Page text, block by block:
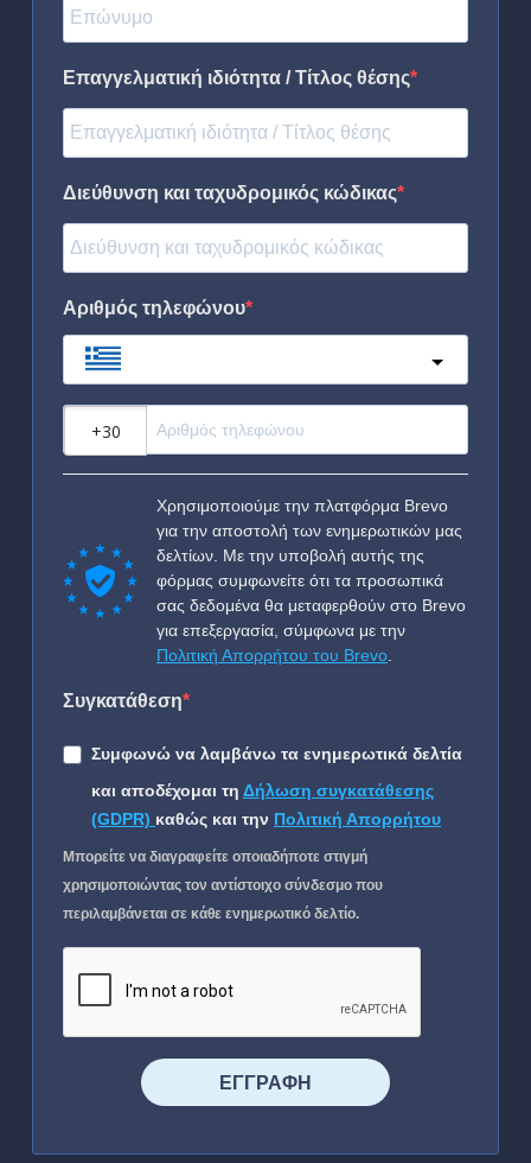
Επαγγελματική ιδιότητα / Τίτλος θέσης
Διεύθυνση και ταχυδρομικός κώδικας
Αριθμός τηλεφώνου
Χρησιμοποιούμε την πλατφόρμα Brevo
για την αποστολή των ενημερωτικών μας
δελτίων. Με την υποβολή αυτής της
φόρμας συμφωνείτε ότι τα προσωπικά
σας δεδομένα θα μεταφερθούν στο Brevo
για επεξεργασία, σύμφωνα με την
Πολιτική Απορρήτου του Brevo
Συγκατάθεση
Συμφωνώ να λαμβάνω τα ενημερωτικά δελτία
και αποδέχομαι τη Δήλωση συγκατάθεσης
(GDPR) καθώς και την Πολιτική Απορρήτου
Μπορείτε να διαγραφείτε οποιαδήποτε στιγμή
χρησιμοποιώντας τον αντίστοιχο σύνδεσμο που
περιλαμβάνεται σε κάθε ενημερωτικό δελτίο.
⠀⠀⠀⠀ΕΓΓΡΑΦΗ⠀⠀⠀⠀